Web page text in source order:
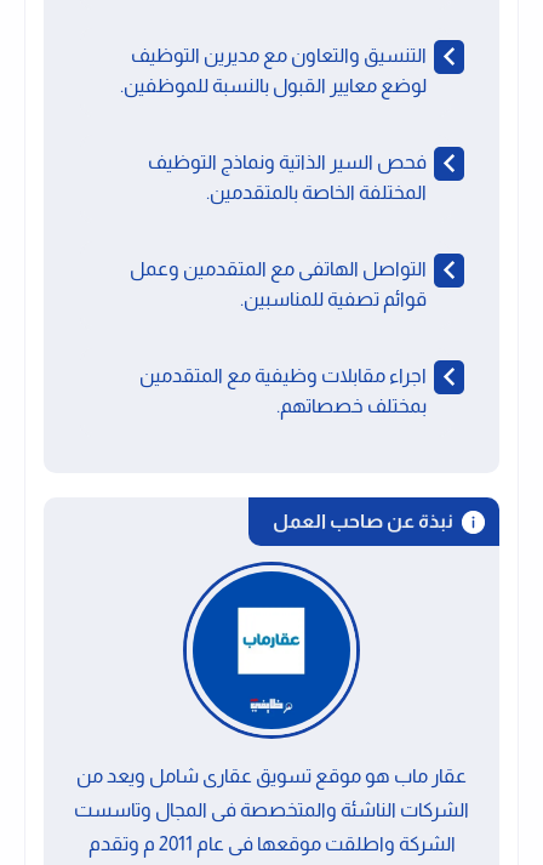
التنسيق والتعاون مع مديرين التوظيف
لوضع معايير القبول بالنسبة للموظفين.
فحص السير الذاتية ونماذج التوظيف
المختلفة الخاصة بالمتقدمين.
التواصل الهاتفى مع المتقدمين وعمل
قوائم تصفية للمناسبين.
اجراء مقابلات وظيفية مع المتقدمين
بمختلف خصصاتهم.
نبذة عن صاحب العمل
عقار ماب هو موقع تسويق عقارى شامل ويعد من
الشركات الناشئة والمتخصصة فى المجال وتاسست
الشركة واطلقت موقعها فى عام 2011 م وتقدم